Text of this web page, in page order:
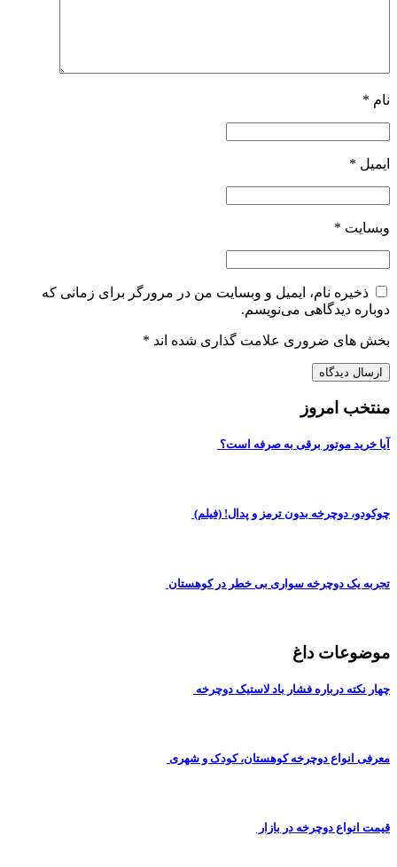
نام *
ایمیل *
وبسایت *
ذخیره نام، ایمیل و وبسایت من در مرورگر برای زمانی که
دوباره دیدگاهی می‌نویسم.
بخش های ضروری علامت گذاری شده اند *
منتخب امروز
آیا خرید موتور برقی به صرفه است؟
چوکودو، دوچرخه بدون ترمز و پدال! (فیلم)
تجربه یک دوچرخه سواری بی خطر در کوهستان
موضوعات داغ
چهار نکته درباره فشار باد لاستیک دوچرخه
معرفی انواع دوچرخه کوهستان، کودک و شهری
قیمت انواع دوچرخه در بازار